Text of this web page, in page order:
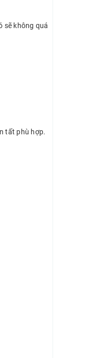
sẽ không quá
tất phù hợp.